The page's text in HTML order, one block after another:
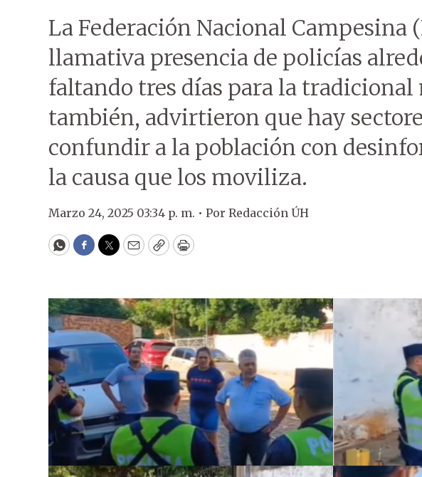
La Federación Nacional Campesina
llamativa presencia de policías
faltando tres días para la tradicional
también, advirtieron que hay
confundir a la población con
la causa que los moviliza.
Marzo 24, 2025 03:34 p. m. • Por Redacción ÚH
WhatsApp
Facebook
Twitter
EmailCopyPrint